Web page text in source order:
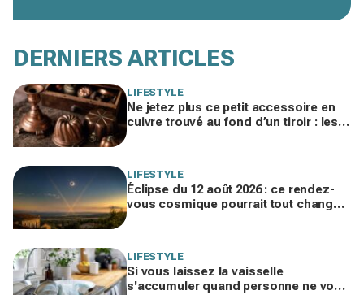
DERNIERS ARTICLES
LIFESTYLE
Ne jetez plus ce petit accessoire en
cuivre trouvé au fond d’un tiroir : les
LIFESTYLE
Éclipse du 12 août 2026 : ce rendez-
vous cosmique pourrait tout changer
LIFESTYLE
Si vous laissez la vaisselle
s'accumuler quand personne ne vous